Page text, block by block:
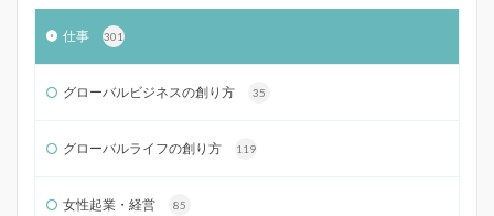
仕事 301
グローバルビジネスの創り方 35
グローバルライフの創り方 119
女性起業・経営 85